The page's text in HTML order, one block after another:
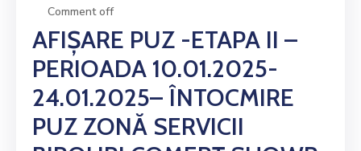
Comment off
AFIȘARE PUZ -ETAPA II –
PERIOADA 10.01.2025-
24.01.2025– ÎNTOCMIRE
PUZ ZONĂ SERVICII